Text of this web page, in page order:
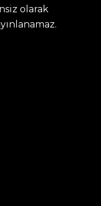
olarak